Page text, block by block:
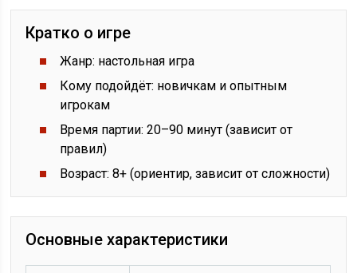
Кратко о игре
Жанр: настольная игра
Кому подойдёт: новичкам и опытным
игрокам
Время партии: 20–90 минут (зависит от
правил)
Возраст: 8+ (ориентир, зависит от сложности)
Основные характеристики